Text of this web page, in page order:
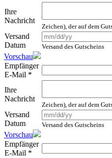
Ihre
Nachricht
Zeichen), der auf dem
Versand
Datum
Versand des Gutscheins
Vorschau
Empfänger
E-Mail *
Ihre
Nachricht
Zeichen), der auf dem
Versand
Datum
Versand des Gutscheins
Vorschau
Empfänger
E-Mail *